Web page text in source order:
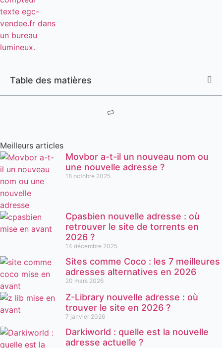
Table des matières
Meilleurs articles
Movbor a-t-il un nouveau nom ou
une nouvelle adresse ?
18 octobre 2025
Cpasbien nouvelle adresse : où
retrouver le site de torrents en
2026 ?
14 décembre 2025
Sites comme Coco : les 7 meilleures
adresses alternatives en 2026
20 mars 2026
Z-Library nouvelle adresse : où
trouver le site en 2026 ?
7 janvier 2026
Darkiworld : quelle est la nouvelle
adresse actuelle ?